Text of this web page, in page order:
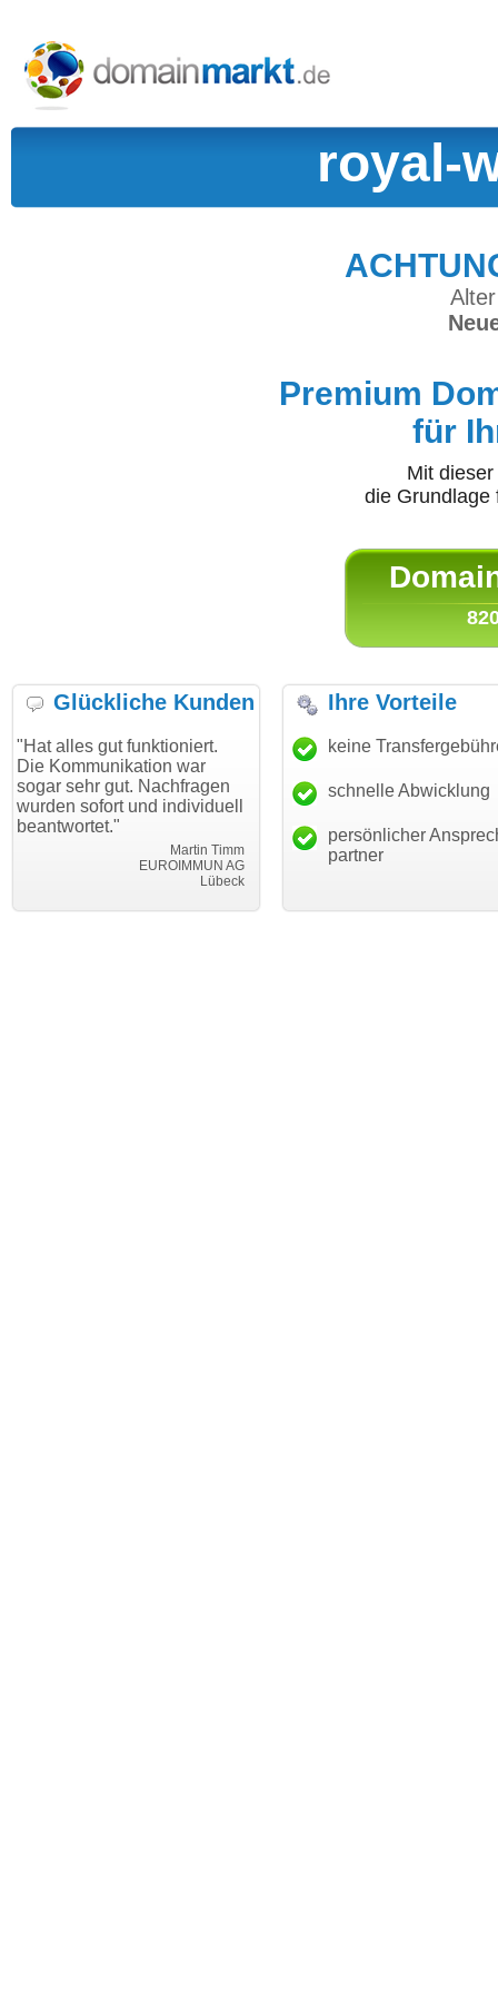
royal-
Premium
für
Mit
die
Glückliche Kunden
funktioniert.
war
gut. Nachfragen
und individuell
EUROIMMUN AG
"Danke für den schnellen
Transfer und guten Service!"
Thomas Schäfer
i can eckert communication GmbH
"Ich bin
haben.
mein
Ihre Vorteile
keine
schnelle Abwicklung
persönlicher
partner